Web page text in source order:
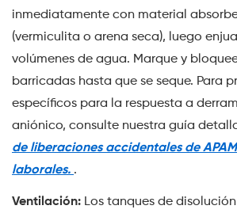
inmediatamente con material
(vermiculita o arena seca), luego
volúmenes de agua. Marque y
barricadas hasta que se seque. Para
específicos para la respuesta a
aniónico, consulte nuestra guía
de liberaciones accidentales de APAM
laborales. .
Ventilación: Los tanques de disolución